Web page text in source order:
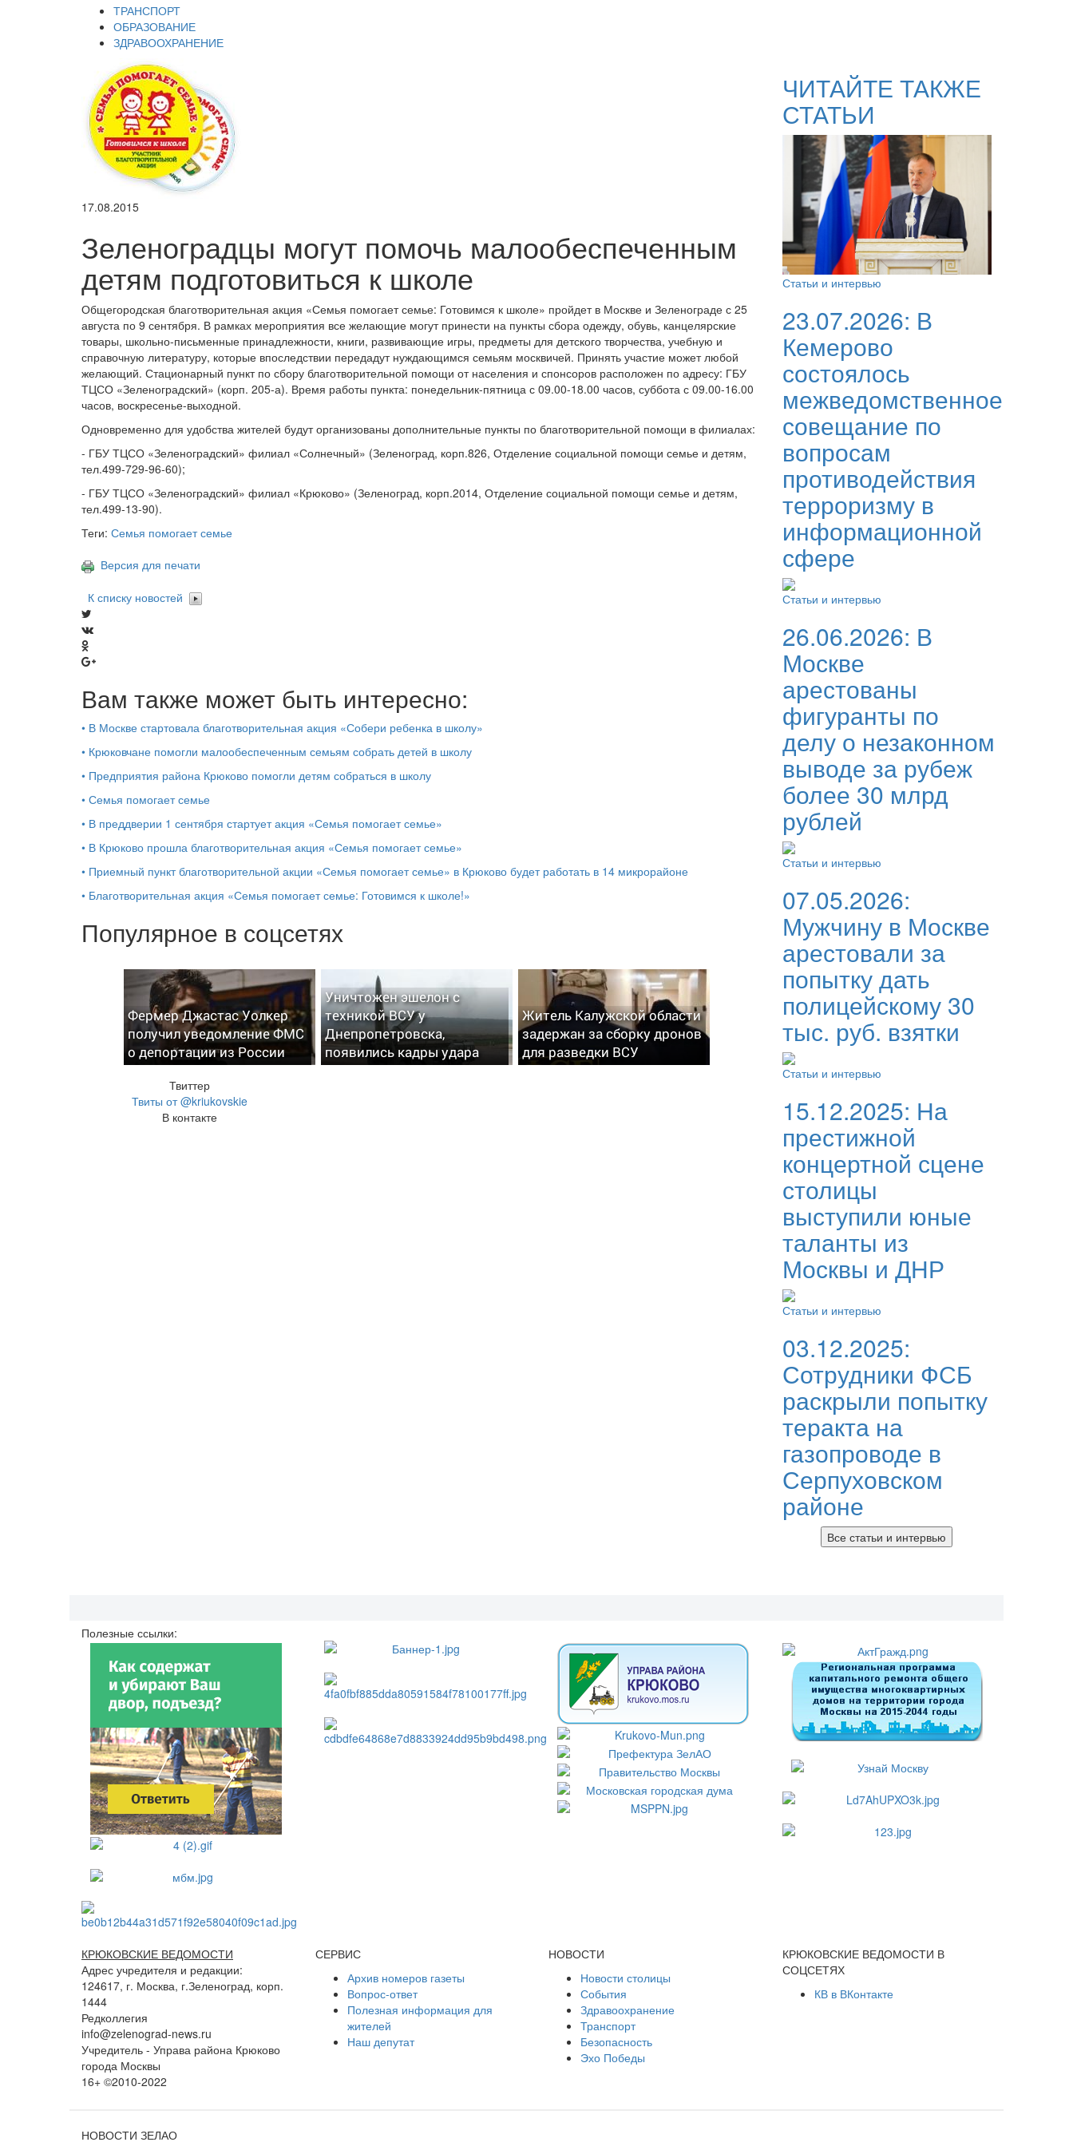
ТРАНСПОРТ
ОБРАЗОВАНИЕ
ЗДРАВООХРАНЕНИЕ
17.08.2015
Зеленоградцы могут помочь малообеспеченным
детям подготовиться к школе
Общегородская благотворительная акция «Семья помогает семье: Готовимся к школе» пройдет в Москве и Зеленограде с 25
августа по 9 сентября. В рамках мероприятия все желающие могут принести на пункты сбора одежду, обувь, канцелярские
товары, школьно-письменные принадлежности, книги, развивающие игры, предметы для детского творчества, учебную и
справочную литературу, которые впоследствии передадут нуждающимся семьям москвичей. Принять участие может любой
желающий. Стационарный пункт по сбору благотворительной помощи от населения и спонсоров расположен по адресу: ГБУ
ТЦСО «Зеленоградский» (корп. 205-а). Время работы пункта: понедельник-пятница с 09.00-18.00 часов, суббота с 09.00-16.00
часов, воскресенье-выходной.
Одновременно для удобства жителей будут организованы дополнительные пункты по благотворительной помощи в филиалах:
- ГБУ ТЦСО «Зеленоградский» филиал «Солнечный» (Зеленоград, корп.826, Отделение социальной помощи семье и детям,
тел.499-729-96-60);
- ГБУ ТЦСО «Зеленоградский» филиал «Крюково» (Зеленоград, корп.2014, Отделение социальной помощи семье и детям,
тел.499-13-90).
Теги: Семья помогает семье
Версия для печати
К списку новостей
Вам также может быть интересно:
• В Москве стартовала благотворительная акция «Собери ребенка в школу»
• Крюковчане помогли малообеспеченным семьям собрать детей в школу
• Предприятия района Крюково помогли детям собраться в школу
• Семья помогает семье
• В преддверии 1 сентября стартует акция «Семья помогает семье»
• В Крюково прошла благотворительная акция «Семья помогает семье»
• Приемный пункт благотворительной акции «Семья помогает семье» в Крюково будет работать в 14 микрорайоне
• Благотворительная акция «Семья помогает семье: Готовимся к школе!»
Популярное в соцсетях
Фермер Джастас Уолкер
получил уведомление ФМС
о депортации из России
Уничтожен эшелон с
техникой ВСУ у
Днепропетровска,
появились кадры удара
Житель Калужской области
задержан за сборку дронов
для разведки ВСУ
Твиттер
Твиты от @kriukovskie
В контакте
ЧИТАЙТЕ ТАКЖЕ
СТАТЬИ
Статьи и интервью
23.07.2026: В
Кемерово
состоялось
межведомственное
совещание по
вопросам
противодействия
терроризму в
информационной
сфере
Статьи и интервью
26.06.2026: В
Москве
арестованы
фигуранты по
делу о незаконном
выводе за рубеж
более 30 млрд
рублей
Статьи и интервью
07.05.2026:
Мужчину в Москве
арестовали за
попытку дать
полицейскому 30
тыс. руб. взятки
Статьи и интервью
15.12.2025: На
престижной
концертной сцене
столицы
выступили юные
таланты из
Москвы и ДНР
Статьи и интервью
03.12.2025:
Сотрудники ФСБ
раскрыли попытку
теракта на
газопроводе в
Серпуховском
районе
Все статьи и интервью
Полезные ссылки:
КРЮКОВСКИЕ ВЕДОМОСТИ
Адрес учредителя и редакции:
124617, г. Москва, г.Зеленоград, корп.
1444
Редколлегия
info@zelenograd-news.ru
Учредитель - Управа района Крюково
города Москвы
16+ ©2010-2022
СЕРВИС
Архив номеров газеты
Вопрос-ответ
Полезная информация для
жителей
Наш депутат
НОВОСТИ
Новости столицы
События
Здравоохранение
Транспорт
Безопасность
Эхо Победы
КРЮКОВСКИЕ ВЕДОМОСТИ В
СОЦСЕТЯХ
КВ в ВКонтакте
НОВОСТИ ЗЕЛАО